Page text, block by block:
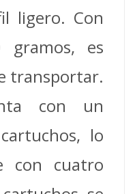
ligero. Con
es
transportar.
con un
lo
con cuatro